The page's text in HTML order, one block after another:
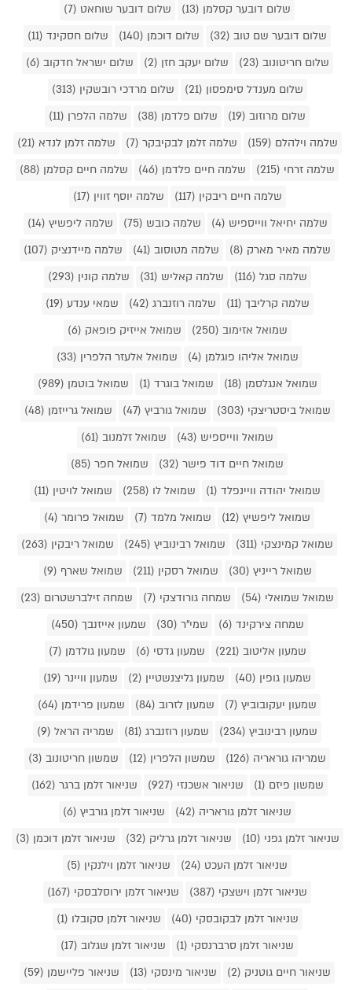
שלום דובער קסלמן (13)
שלום דובער שוחאט (7)
שלום דובער שם טוב (32)
שלום דוכמן (140)
שלום חסקינד (11)
שלום חריטונוב (23)
שלום יעקב חזן (2)
שלום ישראל חדקוב (6)
שלום מענדל סימפסון (21)
שלום מרדכי רובשקין (313)
שלום מרוזוב (19)
שלום פלדמן (38)
שלמה הלפרן (11)
שלמה וילהלם (159)
שלמה זלמן לבקיבקר (7)
שלמה זלמן לנדא (21)
שלמה זרחי (215)
שלמה חיים פלדמן (46)
שלמה חיים קסלמן (88)
שלמה חיים ריבקין (117)
שלמה יוסף זווין (17)
שלמה יחיאל ווייספיש (4)
שלמה כובש (75)
שלמה ליפשיץ (14)
שלמה מאיר מארק (8)
שלמה מטוסוב (41)
שלמה מיידנציק (107)
שלמה סגל (116)
שלמה קאליש (31)
שלמה קונין (293)
שלמה קרליבך (11)
שלמה רוזנברג (42)
שמאי ענדע (19)
שמואל אזימוב (250)
שמואל אייזיק פופאק (6)
שמואל אליהו פוגלמן (4)
שמואל אלעזר הלפרין (33)
שמואל אנגלסמן (18)
שמואל בוגרד (1)
שמואל בוטמן (989)
שמואל ביסטריצקי (303)
שמואל גורביץ (47)
שמואל גרייזמן (48)
שמואל ווייספיש (43)
שמואל זלמנוב (61)
שמואל חיים דוד פישר (32)
שמואל חפר (85)
שמואל יהודה וויינפלד (1)
שמואל לו (258)
שמואל לויטין (11)
שמואל ליפשיץ (12)
שמואל מלמד (7)
שמואל פרומר (4)
שמואל קמינצקי (311)
שמואל רבינוביץ (245)
שמואל ריבקין (263)
שמואל רייניץ (30)
שמואל רסקין (211)
שמואל שארף (9)
שמואל שמואלי (54)
שמחה גורודצקי (7)
שמחה זילברשטרום (23)
שמחה צירקינד (6)
שמי"ר (30)
שמעון אייזנבך (450)
שמעון אליטוב (221)
שמעון גדסי (6)
שמעון גולדמן (7)
שמעון גופין (40)
שמעון גליצנשטיין (2)
שמעון וויינר (19)
שמעון יעקובוביץ (7)
שמעון לזרוב (84)
שמעון פרידמן (64)
שמעון רבינוביץ (234)
שמעון רוזנברג (81)
שמריה הראל (9)
שמריהו גוראריה (126)
שמשון הלפרין (12)
שמשון חריטונוב (3)
שמשון פיזם (1)
שניאור אשכנזי (927)
שניאור זלמן ברגר (162)
שניאור זלמן גוראריה (42)
שניאור זלמן גורביץ (6)
שניאור זלמן גפני (10)
שניאור זלמן גרליק (32)
שניאור זלמן דוכמן (3)
שניאור זלמן העכט (24)
שניאור זלמן וילנקין (5)
שניאור זלמן וישצקי (387)
שניאור זלמן ירוסלבסקי (167)
שניאור זלמן לבקובסקי (40)
שניאור זלמן סקובלו (1)
שניאור זלמן סרברנסקי (1)
שניאור זלמן שגלוב (17)
שניאור חיים גוטניק (2)
שניאור מינסקי (13) שניאור פליישמן (59)